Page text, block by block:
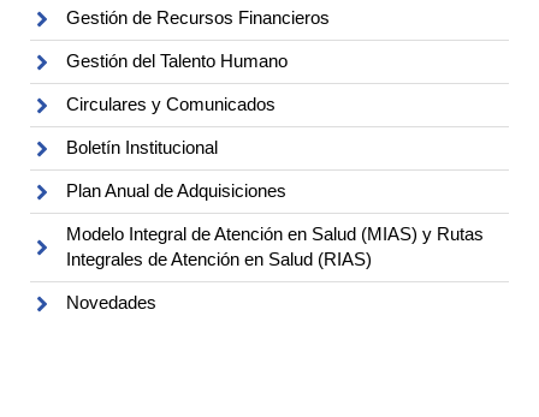
Gestión de Recursos Financieros
Gestión del Talento Humano
Circulares y Comunicados
Boletín Institucional
Plan Anual de Adquisiciones
Modelo Integral de Atención en Salud (MIAS) y Rutas
Integrales de Atención en Salud (RIAS)
Novedades